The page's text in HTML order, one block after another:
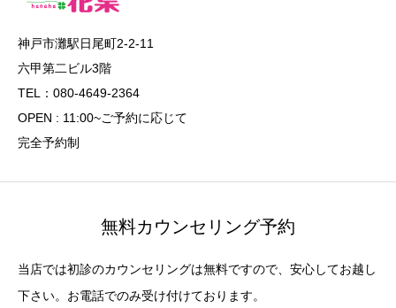
神戸市灘駅日尾町2-2-11
六甲第二ビル3階
TEL：080-4649-2364
OPEN : 11:00~ご予約に応じて
完全予約制
無料カウンセリング予約
当店では初診のカウンセリングは無料ですので、安心してお越し
下さい。お電話でのみ受け付けております。